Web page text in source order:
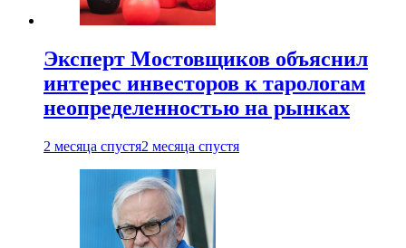
Эксперт Мостовщиков объяснил
интерес инвесторов к тарологам
неопределенностью на рынках
2 месяца спустя2 месяца спустя